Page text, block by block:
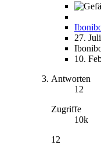
27.
10.
Antworten
12
Zugriffe
10k
12